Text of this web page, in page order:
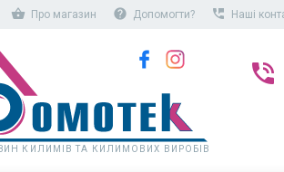
shopping_basket Про магазин help Допомогти? perm_phone_msg Наші
КИЛИМІВ ТА КИЛИМОВИХ ВИРОБІВ
phone_in_talk